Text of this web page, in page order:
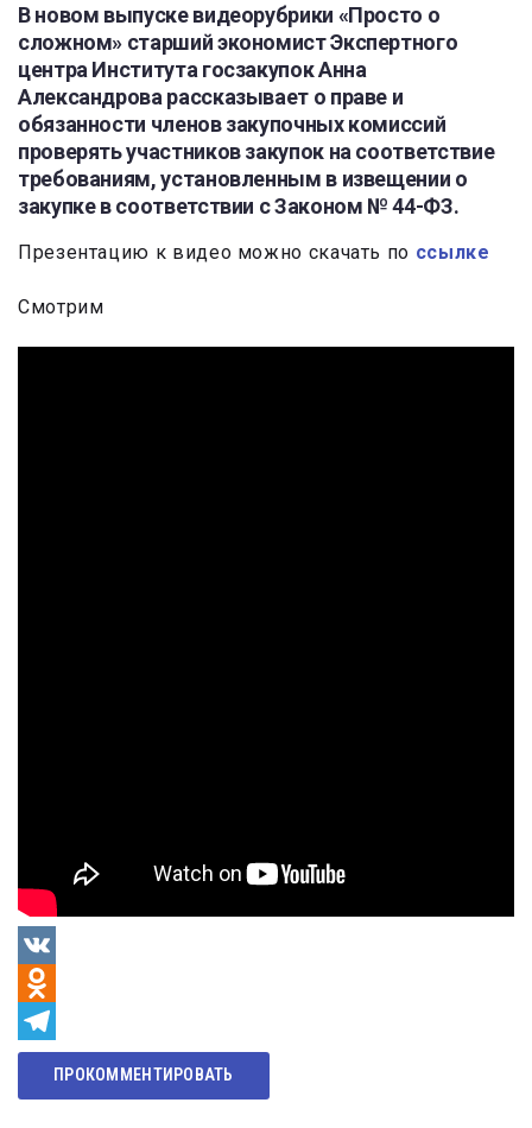
В новом выпуске видеорубрики «Просто о
сложном» старший экономист Экспертного
центра Института госзакупок Анна
Александрова рассказывает о праве и
обязанности членов закупочных комиссий
проверять участников закупок на соответствие
требованиям, установленным в извещении о
закупке в соответствии с Законом № 44-ФЗ.
Презентацию к видео можно скачать по ссылке
Смотрим
VK
Odnoklassniki
Telegram
ПРОКОММЕНТИРОВАТЬ